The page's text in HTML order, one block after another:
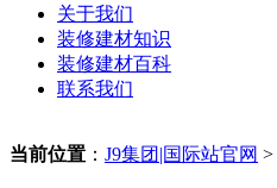
关于我们
装修建材知识
装修建材百科
联系我们
当前位置 ： J9集团|国际站官网 >